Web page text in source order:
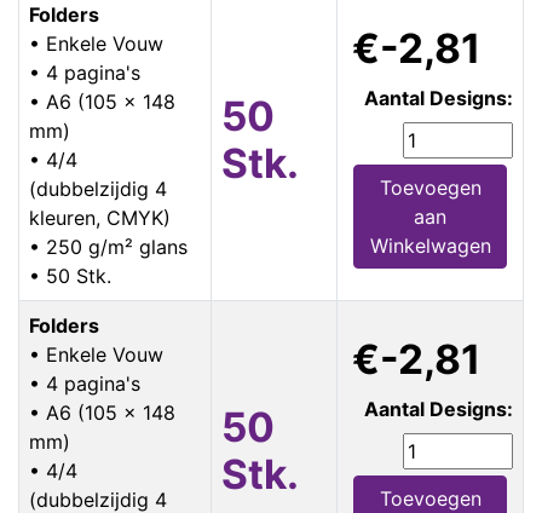
Folders
• Enkele Vouw
• 4 pagina's
• A6 (105 x 148
mm)
• 4/4
(dubbelzijdig 4
kleuren, CMYK)
• 250 g/m² glans
• 50 Stk.
50
Stk.
€-2,81
Aantal Designs:
Toevoegen
aan
Winkelwagen
Folders
• Enkele Vouw
• 4 pagina's
• A6 (105 x 148
mm)
• 4/4
(dubbelzijdig 4
50
Stk.
€-2,81
Aantal Designs:
Toevoegen